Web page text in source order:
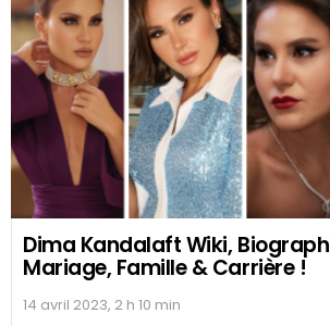
Dima Kandalaft Wiki,
Mariage, Famille & Carrière !
14 avril 2023, 2 h 10 min